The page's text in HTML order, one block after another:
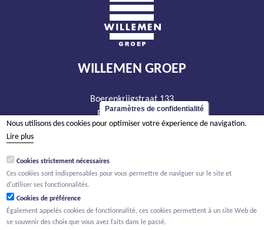
WILLEMEN GROEP
Boerenkrijgstraat 133
BE - 2800 Malines
tél +32 15 569 965
RPM Anvers, département Malines
Paramètres de confidentialité
Nous utilisons des cookies pour optimiser votre éxperience de navigation.
Lire plus
Cookies strictement nécessaires
Ces cookies sont indispensables pour vous permettre de naviguer sur le site et
d'utiliser ses fonctionnalités.
Cookies de préférence
Également appelés cookies de fonctionnalité, ces cookies permettent à un site Web de
se souvenir des choix que vous avez faits dans le passé.